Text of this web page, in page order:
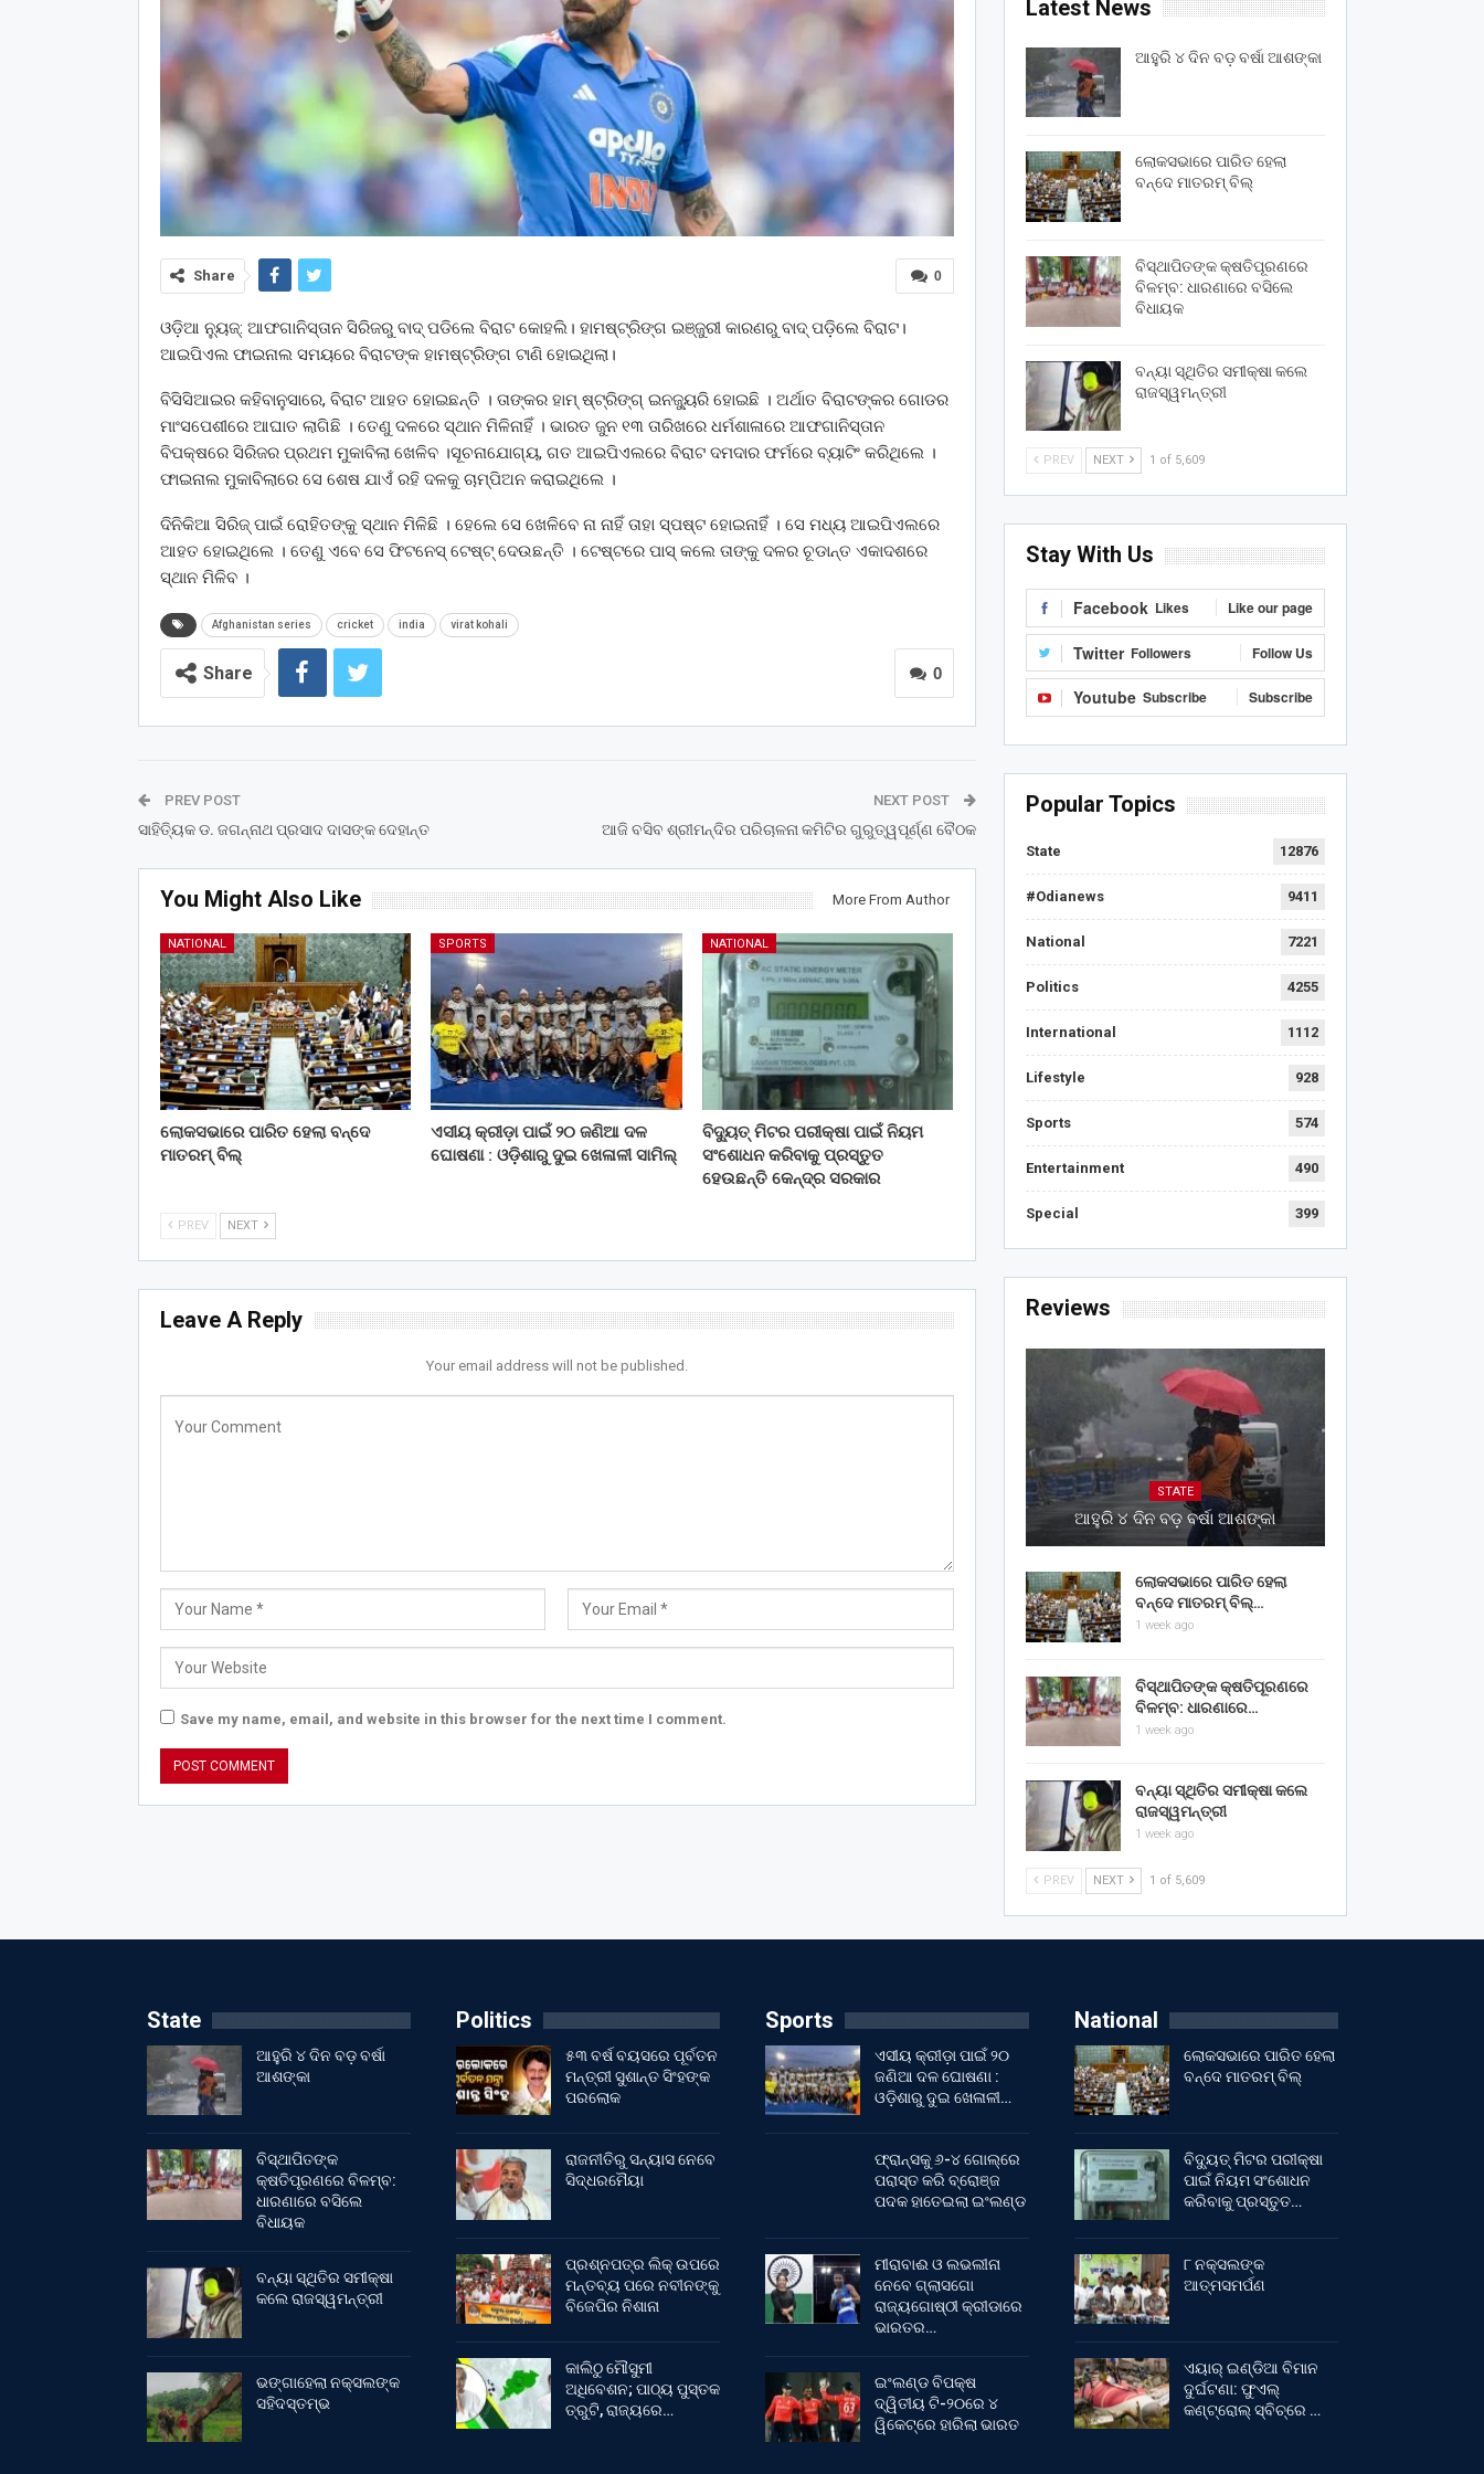
0
Share
ଓଡ଼ିଆ ନ୍ୟୁଜ୍: ଆଫଗାନିସ୍ତାନ ସିରିଜରୁ ବାଦ୍ ପଡିଲେ ବିରାଟ କୋହଲି। ହାମଷ୍ଟ୍ରିଙ୍ଗ ଇଞ୍ଜୁରୀ କାରଣରୁ ବାଦ୍ ପଡ଼ିଲେ ବିରାଟ।
ଆଇପିଏଲ ଫାଇନାଲ ସମୟରେ ବିରାଟଙ୍କ ହାମଷ୍ଟ୍ରିଙ୍ଗ ଟାଣି ହୋଇଥିଲା।
ବିସିସିଆଇର କହିବାନୁସାରେ, ବିରାଟ ଆହତ ହୋଇଛନ୍ତି । ତାଙ୍କର ହାମ୍ ଷ୍ଟ୍ରିଙ୍ଗ୍ ଇନଜ୍ୟୁରି ହୋଇଛି । ଅର୍ଥାତ ବିରାଟଙ୍କର ଗୋଡର
ମାଂସପେଶୀରେ ଆଘାତ ଲାଗିଛି । ତେଣୁ ଦଳରେ ସ୍ଥାନ ମିଳିନାହିଁ । ଭାରତ ଜୁନ ୧୩ ତାରିଖରେ ଧର୍ମଶାଳାରେ ଆଫଗାନିସ୍ତାନ
ବିପକ୍ଷରେ ସିରିଜର ପ୍ରଥମ ମୁକାବିଲା ଖେଳିବ ।ସୂଚନାଯୋଗ୍ୟ, ଗତ ଆଇପିଏଲରେ ବିରାଟ ଦମଦାର ଫର୍ମରେ ବ୍ୟାଟିଂ କରିଥିଲେ ।
ଫାଇନାଲ ମୁକାବିଲାରେ ସେ ଶେଷ ଯାଏଁ ରହି ଦଳକୁ ଚାମ୍ପିଅନ କରାଇଥିଲେ ।
ଦିନିକିଆ ସିରିଜ୍ ପାଇଁ ରୋହିତଙ୍କୁ ସ୍ଥାନ ମିଳିଛି । ହେଲେ ସେ ଖେଳିବେ ନା ନାହିଁ ତାହା ସ୍ପଷ୍ଟ ହୋଇନାହିଁ । ସେ ମଧ୍ୟ ଆଇପିଏଲରେ
ଆହତ ହୋଇଥିଲେ । ତେଣୁ ଏବେ ସେ ଫିଟନେସ୍ ଟେଷ୍ଟ୍ ଦେଉଛନ୍ତି । ଟେଷ୍ଟରେ ପାସ୍ କଲେ ତାଙ୍କୁ ଦଳର ଚୂଡାନ୍ତ ଏକାଦଶରେ
ସ୍ଥାନ ମିଳିବ ।
Afghanistan series cricket india virat kohali
0
Share
PREV POST
ସାହିତ୍ୟିକ ଡ. ଜଗନ୍ନାଥ ପ୍ରସାଦ ଦାସଙ୍କ ଦେହାନ୍ତ
NEXT POST
ଆଜି ବସିବ ଶ୍ରୀମନ୍ଦିର ପରିଚାଳନା କମିଟିର ଗୁରୁତ୍ୱପୂର୍ଣ୍ଣ ବୈଠକ
You Might Also Like More From Author
NATIONAL
ଲୋକସଭାରେ ପାରିତ ହେଲା ବନ୍ଦେ
ମାତରମ୍‌ ବିଲ୍‌
SPORTS
ଏସୀୟ କ୍ରୀଡ଼ା ପାଇଁ ୨୦ ଜଣିଆ ଦଳ
ଘୋଷଣା : ଓଡ଼ିଶାରୁ ଦୁଇ ଖେଳାଳୀ ସାମିଲ୍
NATIONAL
ବିଦ୍ୟୁତ୍ ମିଟର ପରୀକ୍ଷା ପାଇଁ ନିୟମ
ସଂଶୋଧନ କରିବାକୁ ପ୍ରସ୍ତୁତ
ହେଉଛନ୍ତି କେନ୍ଦ୍ର ସରକାର
PREV NEXT
Leave A Reply
Your email address will not be published.
Save my name, email, and website in this browser for the next time I comment.
Latest News
ଆହୁରି ୪ ଦିନ ବଡ଼ ବର୍ଷା ଆଶଙ୍କା
ଲୋକସଭାରେ ପାରିତ ହେଲା
ବନ୍ଦେ ମାତରମ୍‌ ବିଲ୍‌
ବିସ୍ଥାପିତଙ୍କ କ୍ଷତିପୂରଣରେ
ବିଳମ୍ବ: ଧାରଣାରେ ବସିଲେ
ବିଧାୟକ
ବନ୍ୟା ସ୍ଥିତିର ସମୀକ୍ଷା କଲେ
ରାଜସ୍ୱମନ୍ତ୍ରୀ
PREV NEXT 1 of 5,609
Stay With Us
Facebook Likes Like our page
Twitter Followers Follow Us
Youtube Subscribe Subscribe
Popular Topics
State 12876
#Odianews 9411
National 7221
Politics 4255
International 1112
Lifestyle 928
Sports 574
Entertainment 490
Special 399
Reviews
STATE
ଆହୁରି ୪ ଦିନ ବଡ଼ ବର୍ଷା ଆଶଙ୍କା
ଲୋକସଭାରେ ପାରିତ ହେଲା
ବନ୍ଦେ ମାତରମ୍‌ ବିଲ୍‌…
1 week ago
ବିସ୍ଥାପିତଙ୍କ କ୍ଷତିପୂରଣରେ
ବିଳମ୍ବ: ଧାରଣାରେ…
1 week ago
ବନ୍ୟା ସ୍ଥିତିର ସମୀକ୍ଷା କଲେ
ରାଜସ୍ୱମନ୍ତ୍ରୀ
1 week ago
PREV NEXT 1 of 5,609
State
ଆହୁରି ୪ ଦିନ ବଡ଼ ବର୍ଷା
ଆଶଙ୍କା
ବିସ୍ଥାପିତଙ୍କ
କ୍ଷତିପୂରଣରେ ବିଳମ୍ବ:
ଧାରଣାରେ ବସିଲେ
ବିଧାୟକ
ବନ୍ୟା ସ୍ଥିତିର ସମୀକ୍ଷା
କଲେ ରାଜସ୍ୱମନ୍ତ୍ରୀ
ଭଙ୍ଗାହେଲା ନକ୍ସଲଙ୍କ
ସହିଦସ୍ତମ୍ଭ
Politics
୫୩ ବର୍ଷ ବୟସରେ ପୂର୍ବତନ
ମନ୍ତ୍ରୀ ସୁଶାନ୍ତ ସିଂହଙ୍କ
ପରଲୋକ
ରାଜନୀତିରୁ ସନ୍ୟାସ ନେବେ
ସିଦ୍ଧରମୈୟା
ପ୍ରଶ୍ନପତ୍ର ଲିକ୍ ଉପରେ
ମନ୍ତବ୍ୟ ପରେ ନବୀନଙ୍କୁ
ବିଜେପିର ନିଶାନା
କାଲିଠୁ ମୌସୁମୀ
ଅଧିବେଶନ; ପାଠ୍ୟ ପୁସ୍ତକ
ତ୍ରୁଟି, ରାଜ୍ୟରେ…
Sports
ଏସୀୟ କ୍ରୀଡ଼ା ପାଇଁ ୨୦
ଜଣିଆ ଦଳ ଘୋଷଣା :
ଓଡ଼ିଶାରୁ ଦୁଇ ଖେଳାଳୀ…
ଫ୍ରାନ୍ସକୁ ୬-୪ ଗୋଲ୍‌ରେ
ପରାସ୍ତ କରି ବ୍ରୋଞ୍ଜ
ପଦକ ହାତେଇଲା ଇଂଲଣ୍ଡ
ମୀରାବାଈ ଓ ଲଭଲୀନା
ନେବେ ଗ୍ଲାସଗୋ
ରାଜ୍ୟଗୋଷ୍ଠୀ କ୍ରୀଡାରେ
ଭାରତର…
ଇଂଲଣ୍ଡ ବିପକ୍ଷ
ଦ୍ୱିତୀୟ ଟି-୨୦ରେ ୪
ୱିକେଟ୍‌ରେ ହାରିଲା ଭାରତ
National
ଲୋକସଭାରେ ପାରିତ ହେଲା
ବନ୍ଦେ ମାତରମ୍‌ ବିଲ୍‌
ବିଦ୍ୟୁତ୍ ମିଟର ପରୀକ୍ଷା
ପାଇଁ ନିୟମ ସଂଶୋଧନ
କରିବାକୁ ପ୍ରସ୍ତୁତ…
୮ ନକ୍ସଲଙ୍କ
ଆତ୍ମସମର୍ପଣ
ଏୟାର୍ ଇଣ୍ଡିଆ ବିମାନ
ଦୁର୍ଘଟଣା: ଫୁଏଲ୍‌
କଣ୍ଟ୍ରୋଲ୍‌ ସ୍ବିଚ୍‌ରେ …